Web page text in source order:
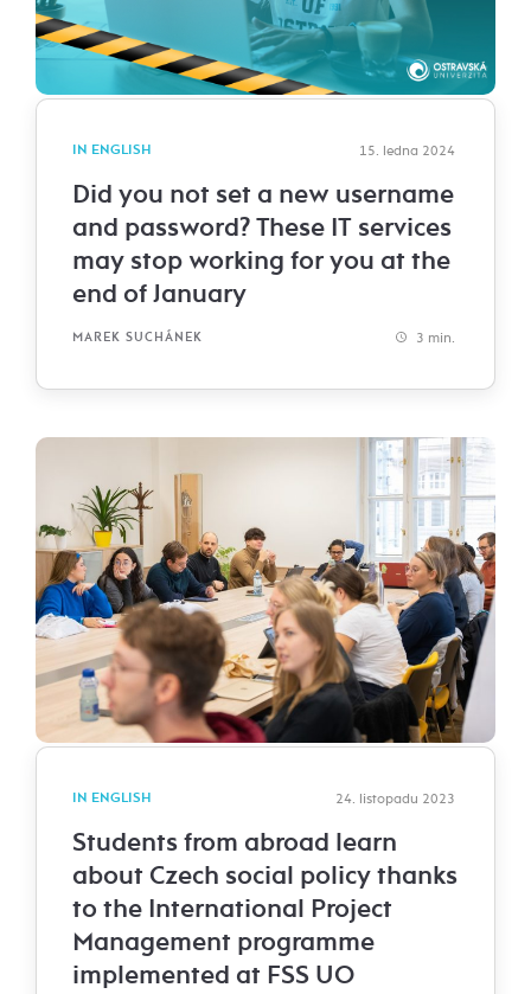
IN ENGLISH 15. ledna 2024
Did you not set a new username
and password? These IT services
may stop working for you at the
end of January
MAREK SUCHÁNEK 3 min.
IN ENGLISH 24. listopadu 2023
Students from abroad learn
about Czech social policy thanks
to the International Project
Management programme
implemented at FSS UO